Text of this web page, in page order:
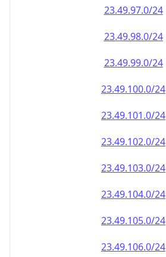
23.49.103.0/24
23.49.104.0/24
23.49.105.0/24
23.49.106.0/24
23.49.107.0/24
23.49.108.0/24
23.49.109.0/24
23.49.110.0/24
23.49.111.0/24
23.49.112.0/24